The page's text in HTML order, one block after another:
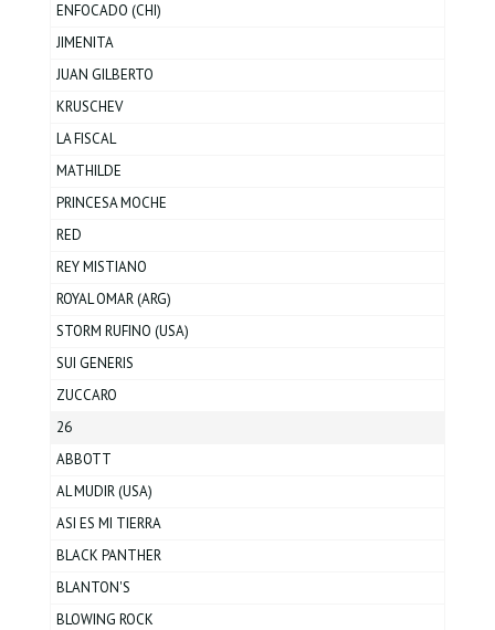
ENFOCADO (CHI)
JIMENITA
JUAN GILBERTO
KRUSCHEV
LA FISCAL
MATHILDE
PRINCESA MOCHE
RED
REY MISTIANO
ROYAL OMAR (ARG)
STORM RUFINO (USA)
SUI GENERIS
ZUCCARO
26
ABBOTT
AL MUDIR (USA)
ASI ES MI TIERRA
BLACK PANTHER
BLANTON'S
BLOWING ROCK